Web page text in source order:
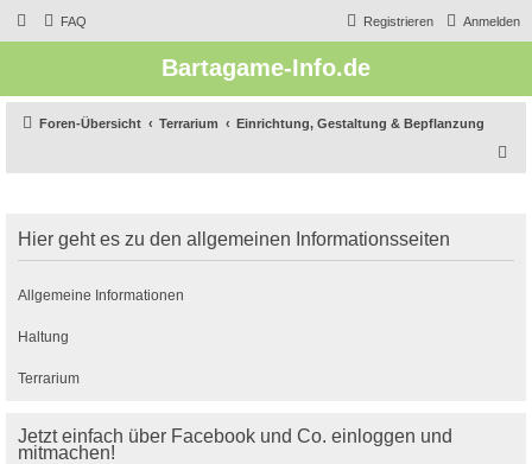
FAQ Anmelden
Registrieren
Bartagame-Info.de
Foren-Übersicht Terrarium
Einrichtung, Gestaltung & Bepflanzung
e
Hier geht es zu den allgemeinen Informationsseiten
Allgemeine Informationen
Haltung
Terrarium
Jetzt einfach über Facebook und Co. einloggen und
mitmachen!